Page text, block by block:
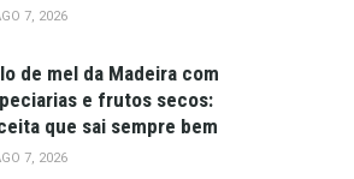
7, 2026
de mel da Madeira com
e frutos secos:
que sai sempre bem
7, 2026